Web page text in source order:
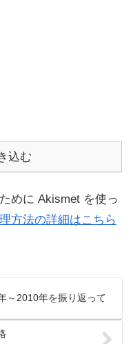
込む
めに Akismet を使っ
方法の詳細はこちら
～2010年を振り返って